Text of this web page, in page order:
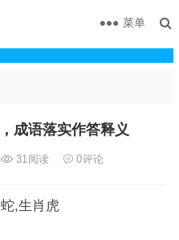
菜单
成语落实作答释义
31阅读 0评论
,生肖虎